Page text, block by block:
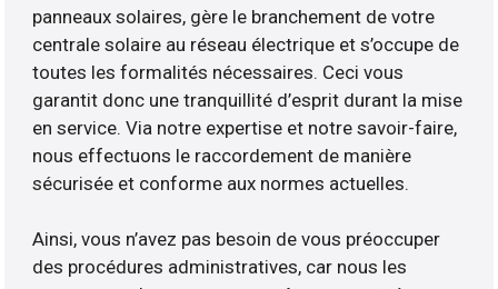
panneaux solaires, gère le branchement de votre
centrale solaire au réseau électrique et s’occupe de
toutes les formalités nécessaires. Ceci vous
garantit donc une tranquillité d’esprit durant la mise
en service. Via notre expertise et notre savoir-faire,
nous effectuons le raccordement de manière
sécurisée et conforme aux normes actuelles.
Ainsi, vous n’avez pas besoin de vous préoccuper
des procédures administratives, car nous les